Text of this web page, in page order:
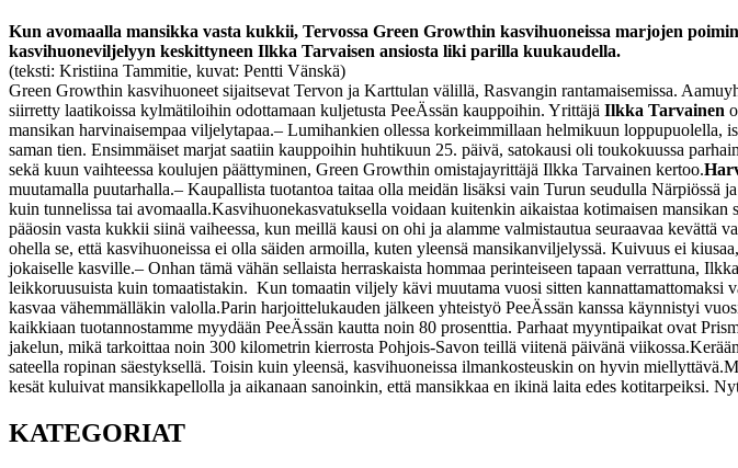
Kun avomaalla mansikka vasta kukkii, Tervossa Green Growthin kasvihuoneissa marjojen
kasvihuoneviljelyyn keskittyneen Ilkka Tarvaisen ansiosta liki parilla kuukaudella.
(teksti: Kristiina Tammitie, kuvat: Pentti Vänskä)
Green Growthin kasvihuoneet sijaitsevat Tervon ja Karttulan välillä, Rasvangin rantamaisemissa.
siirretty laatikoissa kylmätiloihin odottamaan kuljetusta PeeÄssän kauppoihin. Yrittäjä Ilkka Tarvainen
mansikan harvinaisempaa viljelytapaa.– Lumihankien ollessa korkeimmillaan helmikuun loppupuolella,
saman tien. Ensimmäiset marjat saatiin kauppoihin huhtikuun 25. päivä, satokausi oli toukokuussa
sekä kuun vaihteessa koulujen päättyminen, Green Growthin omistajayrittäjä Ilkka Tarvainen kertoo.
muutamalla puutarhalla.– Kaupallista tuotantoa taitaa olla meidän lisäksi vain Turun seudulla Närpiössä
kuin tunnelissa tai avomaalla.Kasvihuonekasvatuksella voidaan kuitenkin aikaistaa kotimaisen
pääosin vasta kukkii siinä vaiheessa, kun meillä kausi on ohi ja alamme valmistautua seuraavaa kevättä
ohella se, että kasvihuoneissa ei olla säiden armoilla, kuten yleensä mansikanviljelyssä. Kuivuus ei
jokaiselle kasville.– Onhan tämä vähän sellaista herraskaista hommaa perinteiseen tapaan verrattuna,
leikkoruusuista kuin tomaatistakin. Kun tomaatin viljely kävi muutama vuosi sitten kannattamattomaksi
kasvaa vähemmälläkin valolla.Parin harjoittelukauden jälkeen yhteistyö PeeÄssän kanssa käynnistyi
kaikkiaan tuotannostamme myydään PeeÄssän kautta noin 80 prosenttia. Parhaat myyntipaikat ovat
jakelun, mikä tarkoittaa noin 300 kilometrin kierrosta Pohjois-Savon teillä viitenä päivänä viikossa.
sateella ropinan säestyksellä. Toisin kuin yleensä, kasvihuoneissa ilmankosteuskin on hyvin miellyttävä.
kesät kuluivat mansikkapellolla ja aikanaan sanoinkin, että mansikkaa en ikinä laita edes kotitarpeiksi.
KATEGORIAT